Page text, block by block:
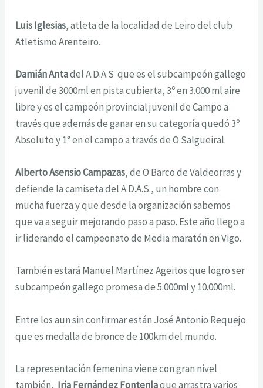
Luis Iglesias, atleta de la localidad de Leiro del club
Atletismo Arenteiro.
Damián Antadel A.D.A.Sque es el subcampeón gallego
juvenil de 3000ml en pista cubierta, 3º en 3.000 ml aire
libre y es el campeón provincial juvenil de Campo a
través que además de ganar en su categoría quedó 3º
Absoluto y 1° en el campo a través de O Salgueiral.
Alberto Asensio Campazas, de O Barco de Valdeorras y
defiende la camiseta del A.D.A.S., un hombre con
mucha fuerza y que desde la organización sabemos
que va a seguirmejorando paso a paso. Este año llego a
ir liderando el campeonato de Media maratón en Vigo.
También estará Manuel Martínez Ageitos que logro ser
subcampeón gallego promesa de 5.000ml y 10.000ml.
Entre los aun sin confirmar están José Antonio Requejo
que es medalla de bronce de 100km del mundo.
La representación femenina viene con gran nivel
también, Iria Fernández Fontenlaque arrastra varios